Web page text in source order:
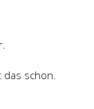
das schon.